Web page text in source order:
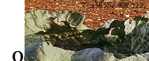
T: +38552 408 322
Održan završni